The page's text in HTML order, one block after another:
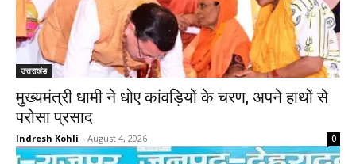
उत्तराखंड
मुख्यमंत्री धामी ने धोए कांवड़ियों के चरण, अपने हाथों से
परोसा प्रसाद
Indresh Kohli - August 4, 2026 0